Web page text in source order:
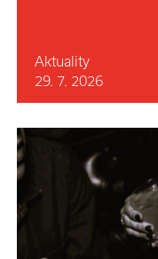
Aktuality
29. 7. 2026